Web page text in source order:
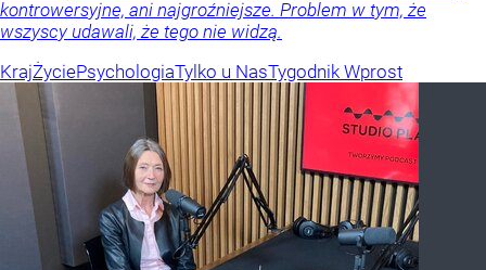
kontrowersyjne, ani najgroźniejsze. Problem w tym, że
wszyscy udawali, że tego nie widzą.
KrajŻyciePsychologiaTylko u NasTygodnik Wprost